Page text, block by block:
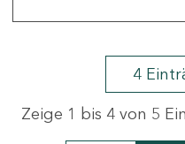
4
Zeige 1 bis 4 von 5